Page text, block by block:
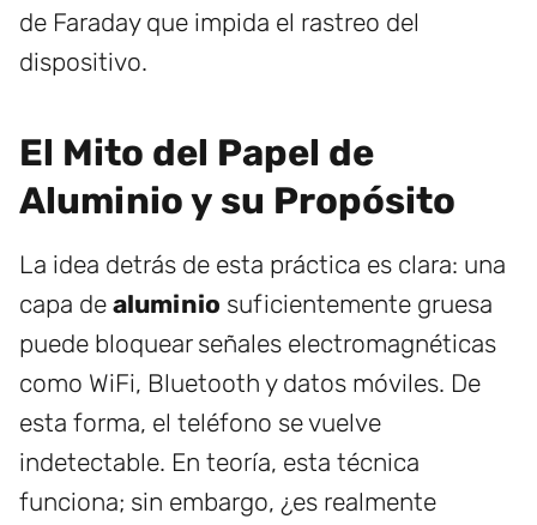
de Faraday que impida el rastreo del
dispositivo.
El Mito del Papel de
Aluminio y su Propósito
La idea detrás de esta práctica es clara: una
capa de aluminio suficientemente gruesa
puede bloquear señales electromagnéticas
como WiFi, Bluetooth y datos móviles. De
esta forma, el teléfono se vuelve
indetectable. En teoría, esta técnica
funciona; sin embargo, ¿es realmente